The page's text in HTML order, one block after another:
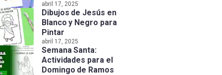
abril 17, 2025
Dibujos de Jesús en
Blanco y Negro para
Pintar
abril 17, 2025
Semana Santa:
Actividades para el
Domingo de Ramos